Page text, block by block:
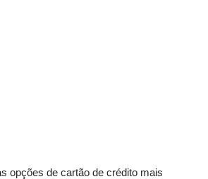
opções de cartão de crédito mais